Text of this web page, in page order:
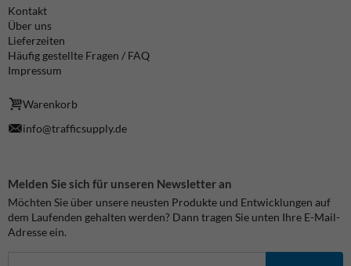
Kontakt
Über uns
Lieferzeiten
Häufig gestellte Fragen / FAQ
Impressum
Warenkorb
info@trafficsupply.de
Melden Sie sich für unseren Newsletter an
Möchten Sie über unsere neusten Produkte und Entwicklungen auf
dem Laufenden gehalten werden? Dann tragen Sie unten Ihre E-Mail-
Adresse ein.